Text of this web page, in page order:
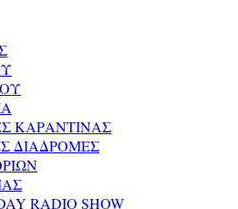
ΚΑΡΑΝΤΙΝΑΣ
ΔΙΑΔΡΟΜΕΣ
RADIO SHOW